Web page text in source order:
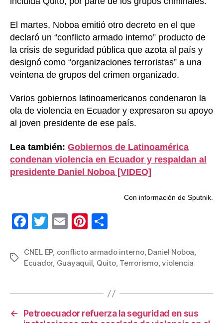
El martes, Noboa emitió otro decreto en el que
declaró un “conflicto armado interno” producto de
la crisis de seguridad pública que azota al país y
designó como “organizaciones terroristas” a una
veintena de grupos del crimen organizado.
Varios gobiernos latinoamericanos condenaron la
ola de violencia en Ecuador y expresaron su apoyo
al joven presidente de ese país.
Lea también: Gobiernos de Latinoamérica
condenan violencia en Ecuador y respaldan al
presidente Daniel Noboa [VIDEO]
Con información de Sputnik.
F
c
e
o
T
tt
er
E
ail
Pi
er
e
m
p
ar
tir
Etiquetas
CNEL EP, conflicto armado interno, Daniel Noboa
Ecuador, Guayaquil Quito, Terrorismo,violencia
←
Petroecuador refuerza la seguridad en sus